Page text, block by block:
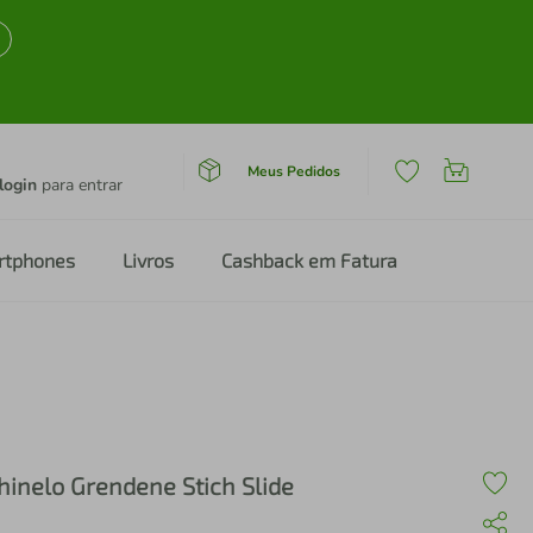
login para entrar
Meus Pedidos
Livros Cashback em Fatura
Grendene Stich Slide